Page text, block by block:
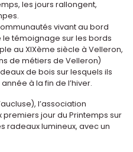
les jours rallongent,
vivant au bord
le témoignage sur les bords
au XIXème siècle à Velleron,
de métiers de Velleron)
de bois sur lesquels ils
à la fin de l’hiver.
l’association
premiers jour du Printemps sur
radeaux lumineux, avec un